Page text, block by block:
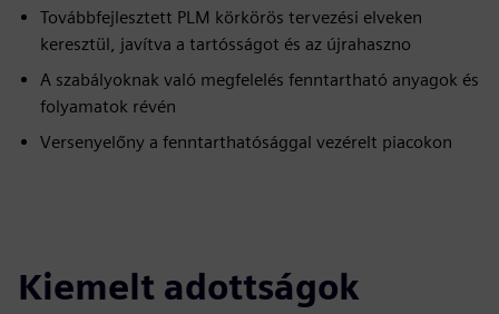
Továbbfejlesztett PLM körkörös tervezési elveken
keresztül, javítva a tartósságot és az újrahaszno
A szabályoknak való megfelelés fenntartható anyagok és
folyamatok révén
Versenyelőny a fenntarthatósággal vezérelt piacokon
Kiemelt adottságok